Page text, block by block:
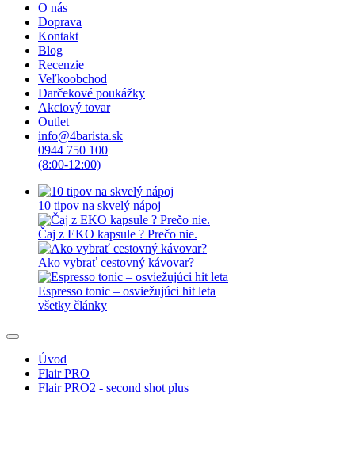
O nás
Doprava
Kontakt
Blog
Recenzie
Veľkoobchod
Darčekové poukážky
Akciový tovar
Outlet
info@4barista.sk
0944 750 100
(8:00-12:00)
10 tipov na skvelý nápoj
Čaj z EKO kapsule ? Prečo nie.
Ako vybrať cestovný kávovar?
Espresso tonic – osviežujúci hit leta
všetky články
Úvod
Flair PRO
Flair PRO2 - second shot plus